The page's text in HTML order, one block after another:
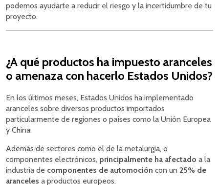
podemos ayudarte a reducir el riesgo y la incertidumbre de tu
proyecto.
¿A qué productos ha impuesto aranceles
o amenaza con hacerlo Estados Unidos?
En los últimos meses, Estados Unidos ha implementado
aranceles sobre diversos productos importados
particularmente de regiones o países como la Unión Europea
y China.
Además de sectores como el de la metalurgia, o
componentes electrónicos, principalmente ha afectado a la
industria de componentes de automoción con un 25% de
aranceles a productos europeos.